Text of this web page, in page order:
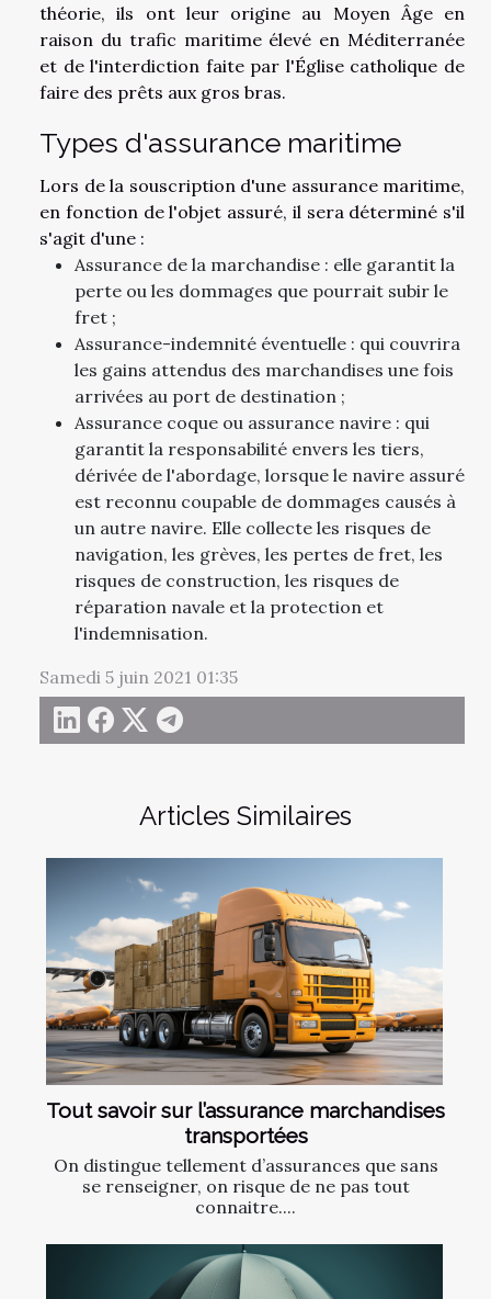
Articles Similaires
Tout savoir sur l’assurance marchandises
transportées
On distingue tellement d’assurances que sans
se renseigner, on risque de ne pas tout
connaitre....
théorie, ils ont leur origine au Moyen Âge en
raison du trafic maritime élevé en Méditerranée
et de l'interdiction faite par l'Église catholique de
faire des prêts aux gros bras.
Types d'assurance maritime
Lors de la souscription d'une assurance maritime,
en fonction de l'objet assuré, il sera déterminé s'il
s'agit d'une :
Assurance de la marchandise : elle garantit la
perte ou les dommages que pourrait subir le
fret ;
Assurance-indemnité éventuelle : qui couvrira
les gains attendus des marchandises une fois
arrivées au port de destination ;
Assurance coque ou assurance navire : qui
garantit la responsabilité envers les tiers,
dérivée de l'abordage, lorsque le navire assuré
est reconnu coupable de dommages causés à
un autre navire. Elle collecte les risques de
navigation, les grèves, les pertes de fret, les
risques de construction, les risques de
réparation navale et la protection et
l'indemnisation.
Samedi 5 juin 2021 01:35